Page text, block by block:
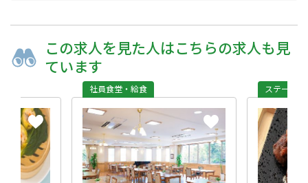
この求人を 見た人はこちらの求人も 見
ています
社員食堂・給食 ステーキ